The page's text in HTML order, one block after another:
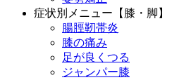
症状別メニュー【膝・脚】
腸脛靭帯炎
膝の痛み
足が良くつる
ジャンパー膝